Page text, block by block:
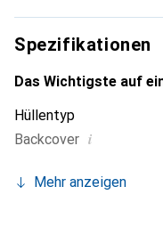
sichere Wahl für eine
Spezifikationen
Das Wichtigste auf
Hüllentyp
Backcover i
Mehr anzeigen